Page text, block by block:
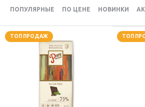
ПОПУЛЯРНЫЕ ПО ЦЕНЕ НОВИНКИ
ТОП ПРОДАЖ ТОП